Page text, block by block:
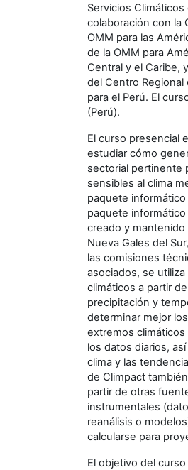
Servicios
colaboración con la
OMM para las
de la OMM para
Central y el Caribe,
del Centro Regional
para el Perú. El
(Perú).
El curso presencial
estudiar cómo
sectorial pertinente
sensibles al clima
paquete
paquete
creado y
Nueva Gales del
las comisiones
asociados, se
climáticos a partir
precipitación y
determinar mejor
extremos
los datos diarios,
clima y las
de Climpact
partir de otras
instrumentales
reanálisis o
calcularse para
El objetivo del